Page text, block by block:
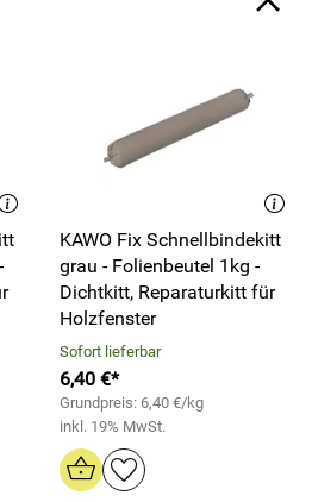
KAWO Fix Schnellbindekitt
grau - Folienbeutel 1kg -
Dichtkitt, Reparaturkitt für
Holzfenster
Sofort lieferbar
6,40 €*
Grundpreis: 6,40 €/kg
inkl. 19% MwSt.